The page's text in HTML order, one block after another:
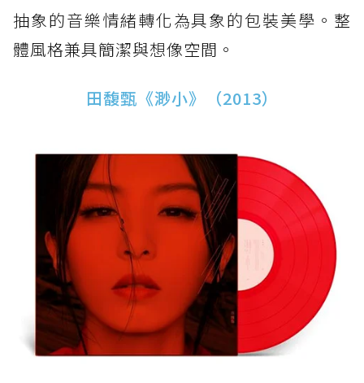
抽象的音樂情緒轉化為具象的包裝美學。整
體風格兼具簡潔與想像空間。
田馥甄《渺小》（2013）